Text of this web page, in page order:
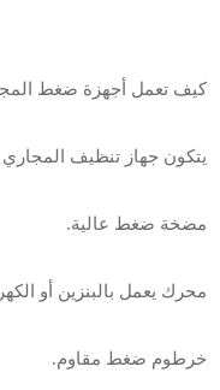
كيف تعمل أجهزة ضغط
يتكون جهاز تنظيف
مضخة ضغط عالية.
محرك يعمل بالبنزين أو
خرطوم ضغط مقاوم.